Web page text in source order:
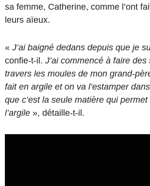
sa femme, Catherine, comme l’ont
leurs aïeux.
« J’ai baigné dedans depuis que je
confie-t-il. J’ai commencé à faire des
travers les moules de mon grand-
fait en argile et on va l’estamper
que c’est la seule matière qui
l’argile », détaille-t-il.